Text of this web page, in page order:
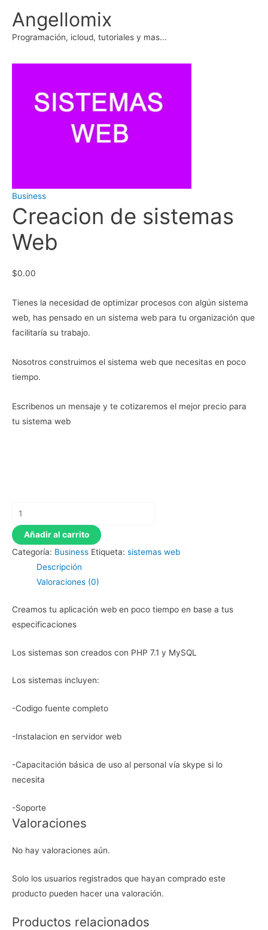
contenido
Angellomix
Programación, icloud, tutoriales y mas...
Business
Creacion de sistemas
Web
$0.00
Tienes la necesidad de optimizar procesos con algún sistema
web, has pensado en un sistema web para tu organización que
facilitaría su trabajo.
Nosotros construimos el sistema web que necesitas en poco
tiempo.
Escribenos un mensaje y te cotizaremos el mejor precio para
tu sistema web
Creacion
de
sistemas
Web
cantidad
Añadir al carrito
Categoría: Business Etiqueta: sistemas web
Descripción
Valoraciones (0)
Creamos tu aplicación web en poco tiempo en base a tus
especificaciones
Los sistemas son creados con PHP 7.1 y MySQL
Los sistemas incluyen:
-Codigo fuente completo
-Instalacion en servidor web
-Capacitación básica de uso al personal vía skype si lo
necesita
-Soporte
Valoraciones
No hay valoraciones aún.
Solo los usuarios registrados que hayan comprado este
producto pueden hacer una valoración.
Productos relacionados